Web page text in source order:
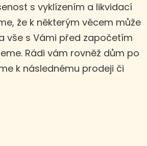
s vyklízením a likvidací
že k některým věcem může
vše s Vámi před započetím
Rádi vám rovněž dům po
k následnému prodeji či